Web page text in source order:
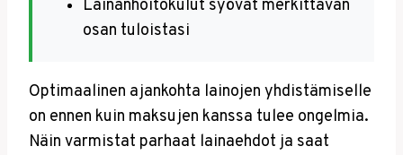
Lainanhoitokulut syövät merkittävän
osan tuloistasi
Optimaalinen ajankohta lainojen yhdistämiselle
on ennen kuin maksujen kanssa tulee ongelmia.
Näin varmistat parhaat lainaehdot ja saat